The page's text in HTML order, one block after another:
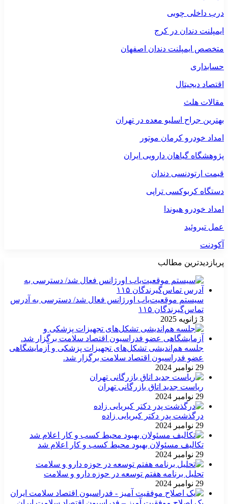
درب داخلی چوبی
ایمپلنت دندان در کرج
متخصص ایمپلنت دندان اصفهان
حسابداری
اقتصاد دیجیتال
مقالات هلث
بهترین جراح اسلیو معده در تهران
امداد خودرو کرمان موتور
پژوهشگاه گیاهان دارویی ایران
قیمت ارتودنسی دندان
دستگاه کربوکسی تراپی
امداد خودرو هیوندا
عمل تیروئید
آکودنت
پربازدیدترین مطالب
سیستم موقعیت‌یاب اورژانس فعال شد/ دسترسی به آدرس
تماس‌گیرندگان ۱۱۵
3 ژانویه 2025
جلسه هم‌اندیشی تشکل‌های تجهیزات پزشکی و آزمایشگاهی
عضو فدراسیون اقتصاد سلامت برگزار شد.
29 نوامبر 2024
ریاست جدید اتاق بازرگانی تهران
29 نوامبر 2024
درگذشت پدر دکتر کبریایی زاده
29 نوامبر 2024
تکالیف مسئولان بهبود محیط کسب و کار اعلام شد
29 نوامبر 2024
تحلیل برنامه هفتم توسعه در حوزه دارو و سلامت
29 نوامبر 2024